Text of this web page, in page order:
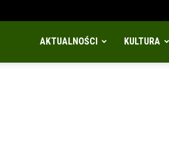
AKTUALNOŚCI KULTURA